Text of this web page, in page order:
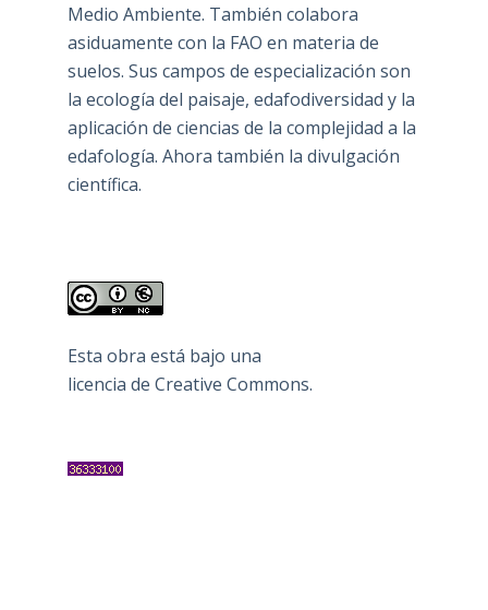
Medio Ambiente. También colabora
asiduamente con la FAO en materia de
suelos. Sus campos de especialización son
la ecología del paisaje, edafodiversidad y la
aplicación de ciencias de la complejidad a la
edafología. Ahora también la divulgación
científica.
Esta obra está bajo una
licencia de Creative Commons.